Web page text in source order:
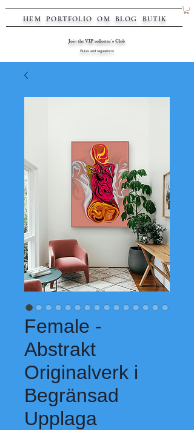
HEM PORTFOLIOOM BLOG BUTIK
Join the VIP collector's Club
Rules and regulations
Female -
Abstrakt
Originalverk i
Begränsad
Upplaga